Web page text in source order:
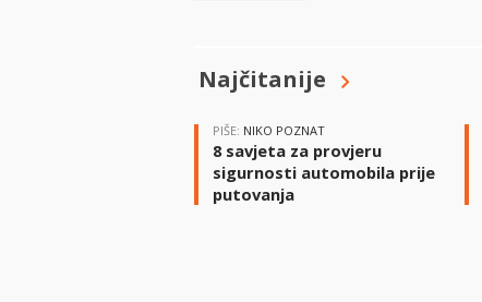
Najčitanije
PIŠE: NIKO POZNAT
8 savjeta za provjeru
sigurnosti automobila prije
putovanja